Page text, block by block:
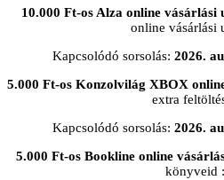
10.000 Ft-os Alza online vásárlási
online vásárlási
Kapcsolódó sorsolás: 2026.
5.000 Ft-os Konzolvilág XBOX
extra
Kapcsolódó sorsolás: 2026.
5.000 Ft-os Bookline online
könyveid